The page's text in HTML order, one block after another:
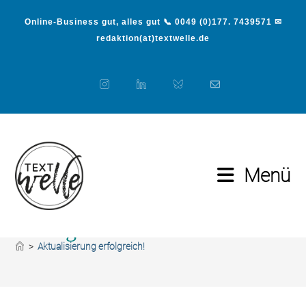
Online-Business gut, alles gut 📞 0049 (0)177. 7439571 ✉
redaktion(at)textwelle.de
Menü
Aktualisierung
> Aktualisierung erfolgreich!